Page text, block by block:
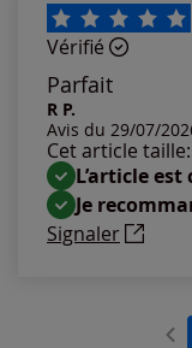
Vérifié
Parfait
R P.
Avis du 29/07/
Cet article taille:
L’article
Je
Signaler